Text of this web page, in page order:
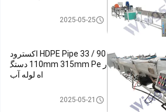
خط اکستروژن لوله پلاستیکی
2025-05-25
90 / 33 HDPE Pipe اکسترود
ر 110mm 315mm Pe دستگ
اه لوله آب
خط اکستروژن لوله پلاستیکی
2025-05-21